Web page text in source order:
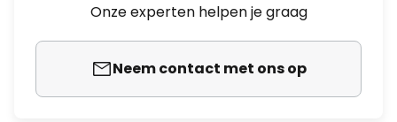
Onze experten helpen je graag
Neem contact met ons op